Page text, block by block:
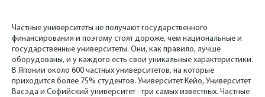
Частные университеты не получают государственного
финансирования и поэтому стоят дороже, чем национальные и
государственные университеты. Они, как правило, лучше
оборудованы, и у каждого есть свои уникальные характеристики.
В Японии около 600 частных университетов, на которые
приходится более 75% студентов. Университет Кейо, Университет
Васэда и Софийский университет - три самых известных. Частные